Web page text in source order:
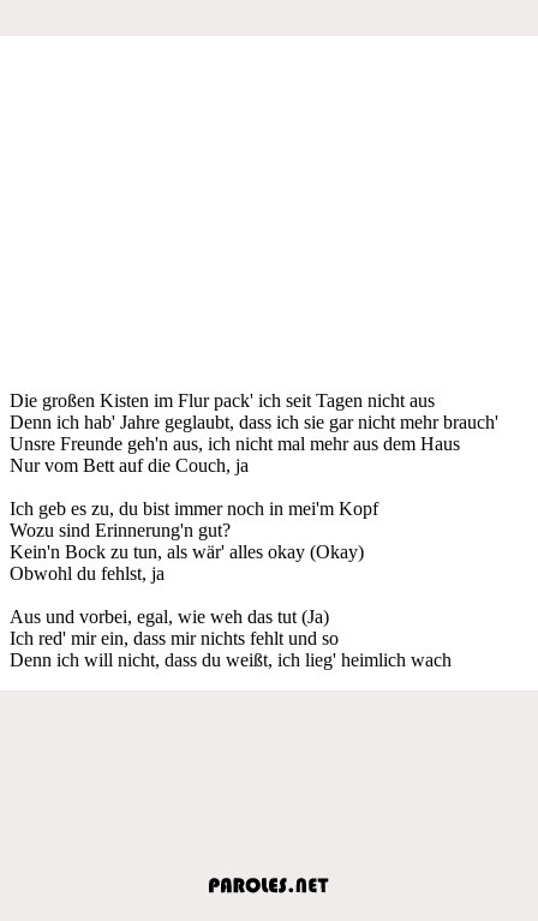
Die großen Kisten im Flur pack' ich seit Tagen nicht aus
Denn ich hab' Jahre geglaubt, dass ich sie gar nicht mehr brauch'
Unsre Freunde geh'n aus, ich nicht mal mehr aus dem Haus
Nur vom Bett auf die Couch, ja
Ich geb es zu, du bist immer noch in mei'm Kopf
Wozu sind Erinnerung'n gut?
Kein'n Bock zu tun, als wär' alles okay (Okay)
Obwohl du fehlst, ja
Aus und vorbei, egal, wie weh das tut (Ja)
Ich red' mir ein, dass mir nichts fehlt und so
Denn ich will nicht, dass du weißt, ich lieg' heimlich wach